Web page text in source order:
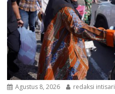
Agustus 8, 2026 redaksi intisari